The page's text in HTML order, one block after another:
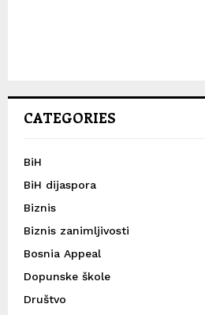
CATEGORIES
BiH
BiH dijaspora
Biznis
Biznis zanimljivosti
Bosnia Appeal
Dopunske škole
Društvo